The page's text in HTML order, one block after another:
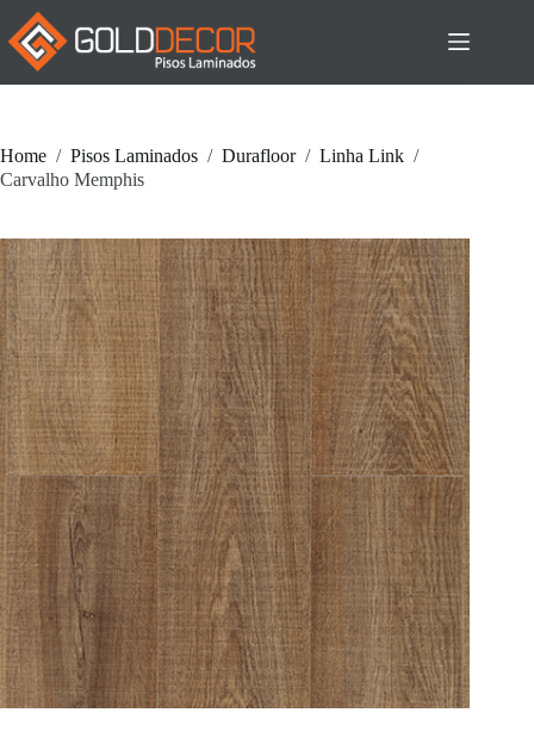
Pular
para
conteúdo
Home / Pisos Laminados / Durafloor / Linha Link /
Carvalho Memphis